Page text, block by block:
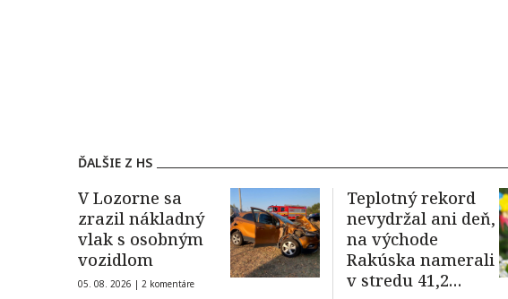
ĎALŠIE Z HS
V Lozorne sa
zrazil nákladný
vlak s osobným
vozidlom
05. 08. 2026 | 2 komentáre
Teplotný rekord
nevydržal ani deň,
na východe
Rakúska namerali
v stredu 41,2